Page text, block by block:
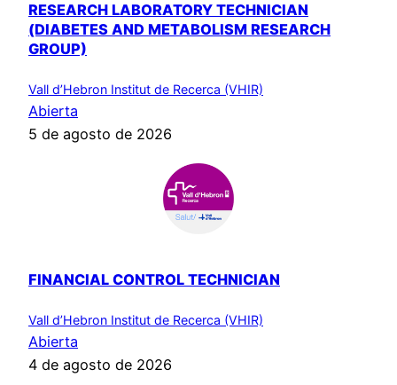
RESEARCH LABORATORY TECHNICIAN
(DIABETES AND METABOLISM RESEARCH
GROUP)
Vall d’Hebron Institut de Recerca (VHIR)
Abierta
5 de agosto de 2026
FINANCIAL CONTROL TECHNICIAN
Vall d’Hebron Institut de Recerca (VHIR)
Abierta
4 de agosto de 2026